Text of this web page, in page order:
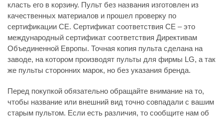
класть его в корзину. Пульт без названия изготовлен из
качественных материалов и прошел проверку по
сертификации CE. Сертификат соответствия СЕ – это
международный сертификат соответствия Директивам
Объединенной Европы. Точная копия пульта сделана на
заводе, на котором производят пульты для фирмы LG, а так
же пульты сторонних марок, но без указания бренда.
Перед покупкой обязательно обращайте внимание на то,
чтобы название или внешний вид точно совпадали с вашим
старым пультом. Если есть различия, то сообщите нам об